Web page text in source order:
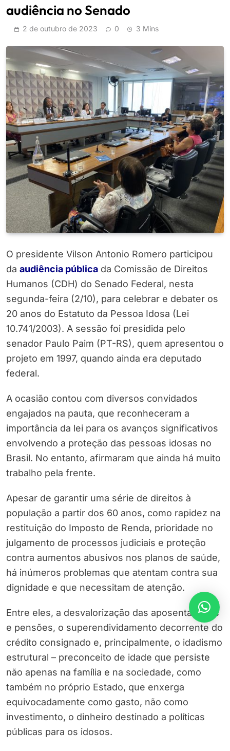
audiência no Senado
2 de outubro de 2023 0 3 Mins
O presidente Vilson Antonio Romero participou
da audiência pública da Comissão de Direitos
Humanos (CDH) do Senado Federal, nesta
segunda-feira (2/10), para celebrar e debater os
20 anos do Estatuto da Pessoa Idosa (Lei
10.741/2003). A sessão foi presidida pelo
senador Paulo Paim (PT-RS), quem apresentou o
projeto em 1997, quando ainda era deputado
federal.
A ocasião contou com diversos convidados
engajados na pauta, que reconheceram a
importância da lei para os avanços significativos
envolvendo a proteção das pessoas idosas no
Brasil. No entanto, afirmaram que ainda há muito
trabalho pela frente.
Apesar de garantir uma série de direitos à
população a partir dos 60 anos, como rapidez na
restituição do Imposto de Renda, prioridade no
julgamento de processos judiciais e proteção
contra aumentos abusivos nos planos de saúde,
há inúmeros problemas que atentam contra sua
dignidade e que necessitam de atenção.
Entre eles, a desvalorização das aposentadorias
e pensões, o superendividamento decorrente do
crédito consignado e, principalmente, o idadismo
estrutural – preconceito de idade que persiste
não apenas na família e na sociedade, como
também no próprio Estado, que enxerga
equivocadamente como gasto, não como
investimento, o dinheiro destinado a políticas
públicas para os idosos.